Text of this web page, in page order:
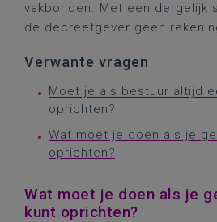
vakbonden. Met een dergelijk
de decreetgever geen
Verwante vragen
Moet je als bestuur altijd
oprichten?
Wat moet je doen als je
oprichten?
Wat moet je doen als je
kunt oprichten?